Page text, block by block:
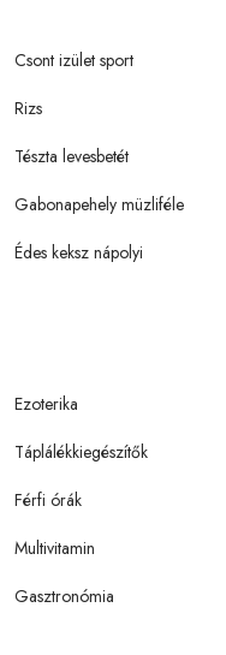
Csont izület sport
Rizs
Tészta levesbetét
Gabonapehely müzliféle
Édes keksz nápolyi
Ezoterika
Táplálékkiegészítők
Férfi órák
Multivitamin
Gasztronómia